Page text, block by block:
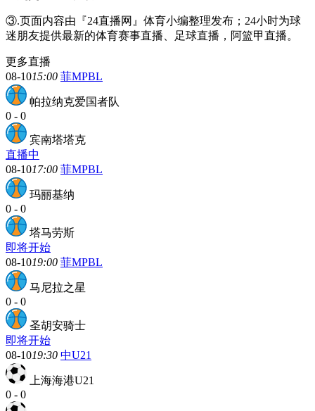
③.页面内容由『24直播网』体育小编整理发布；24小时为球
迷朋友提供最新的体育赛事直播、足球直播，阿篮甲直播。
更多直播
08-1015:00 菲MPBL
帕拉纳克爱国者队
0 - 0
宾南塔塔克
直播中
08-1017:00 菲MPBL
玛丽基纳
0 - 0
塔马劳斯
即将开始
08-1019:00 菲MPBL
马尼拉之星
0 - 0
圣胡安骑士
即将开始
08-1019:30 中U21
上海海港U21
0 - 0